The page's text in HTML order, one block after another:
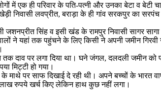
में एक ही परिवार के पति-पत्नी और उनका बेटा व बेटी
निवासी लवप्रीत, बराड़ा के ही गांव सरकपुर का
सिंह व इसी खंड के रामपुर निवासी सागर सागा
ने यहां तक पहुंचने के लिए किसी ने अपनी जमीन
दाव पर लगा दिया था। घने जंगल, दलदली जमीन को
मिट्टी हो गया।
माथे पर साफ दिखाई दे रही थी। अपने बच्चों के भारत
रुपये खर्च किए लेकिन हाथ कुछ नहीं लगा।